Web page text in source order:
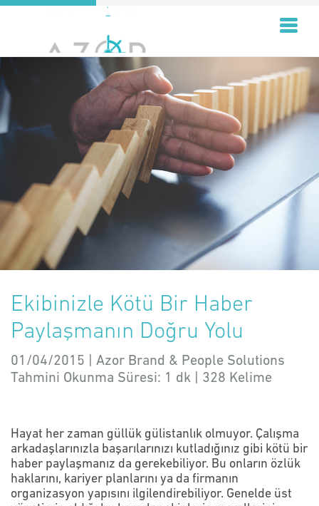
Ekibinizle Kötü Bir Haber
Paylaşmanın Doğru Yolu
01/04/2015 | Azor Brand & People Solutions
Tahmini Okunma Süresi: 1 dk 328 Kelime
Hayat her zaman güllük gülistanlık olmuyor. Çalışma
arkadaşlarınızla başarılarınızı kutladığınız gibi kötü bir
haber paylaşmanız da gerekebiliyor. Bu onların özlük
haklarını, kariyer planlarını ya da firmanın
organizasyon yapısını ilgilendirebiliyor. Genelde üst